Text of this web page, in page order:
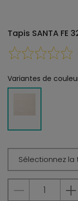
Tapis SANTA FE
Variantes de
Sélectionnez la